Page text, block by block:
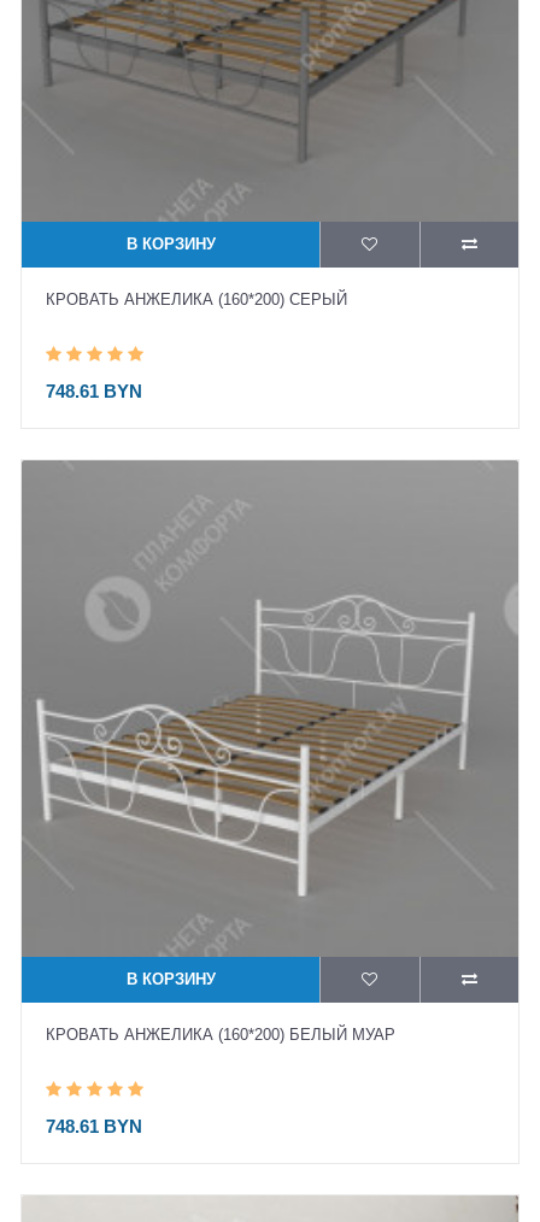
В КОРЗИНУ
КРОВАТЬ АНЖЕЛИКА (160*200) СЕРЫЙ
748.61 BYN
В КОРЗИНУ
КРОВАТЬ АНЖЕЛИКА (160*200) БЕЛЫЙ МУАР
748.61 BYN